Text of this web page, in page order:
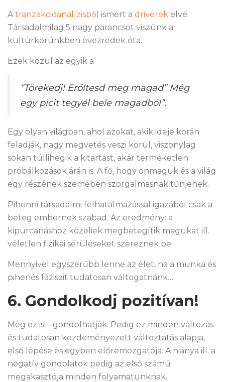
Atranzakcióanalízisből ismert a driverek elve.
Társadalmilag 5 nagy parancsot viszünk a
kultúrkörünkben évezredek óta.
Ezek közül az egyik a
“Törekedj! Erőltesd meg magad” Még
egy picit tegyél bele magadból”.
Egy olyan világban, ahol azokat, akik ideje korán
feladják, nagy megvetés veszi körül, viszonylag
sokan túllihegik a kitartást, akár terméketlen
próbálkozások árán is. A fő, hogy önmaguk és a világ
egy részének szemében szorgalmasnak tűnjenek.
Pihenni társadalmi felhatalmazással igazából csak a
beteg embernek szabad. Az eredmény: a
kipurcanáshoz közeliek megbetegítik magukat ill.
véletlen fizikai sérüléseket szereznek be.
Mennyivel egyszerűbb lenne az élet, ha a munka és
pihenés fázisait tudatosan váltogatnánk…
6. Gondolkodj pozitívan!
Még ez is! - gondolhatják. Pedig ez minden változás
és tudatosan kezdeményezett változtatás alapja,
első lépése és egyben előremozgatója. A hiánya ill. a
negatív gondolatok pedig az első számú
megakasztója minden folyamatunknak.